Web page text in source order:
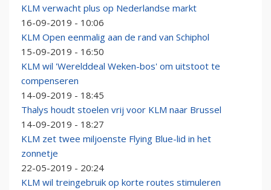
KLM verwacht plus op Nederlandse markt
16-09-2019 - 10:06
KLM Open eenmalig aan de rand van Schiphol
15-09-2019 - 16:50
KLM wil 'Werelddeal Weken-bos' om uitstoot te
compenseren
14-09-2019 - 18:45
Thalys houdt stoelen vrij voor KLM naar Brussel
14-09-2019 - 18:27
KLM zet twee miljoenste Flying Blue-lid in het
zonnetje
22-05-2019 - 20:24
KLM wil treingebruik op korte routes stimuleren